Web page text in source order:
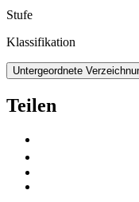
Stufe
Klassifikation
Untergeordnete
Teilen